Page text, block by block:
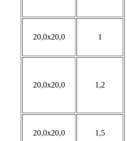
20,0x20,0 1
20,0x20,0 1,2
20,0x20,0 1,5